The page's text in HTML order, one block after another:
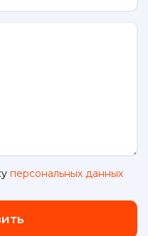
персональных данных